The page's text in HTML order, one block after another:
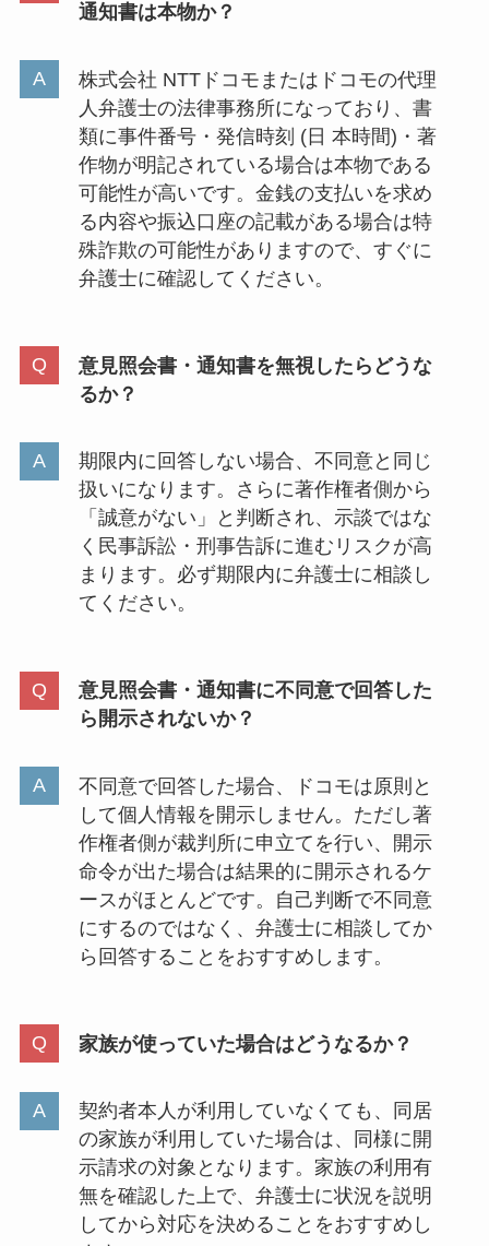
通知書は本物か？
株式会社 NTTドコモまたはドコモの代理
人弁護士の法律事務所になっており、書
類に事件番号・発信時刻 (日 本時間)・著
作物が明記されている場合は本物である
可能性が高いです。金銭の支払いを求め
る内容や振込口座の記載がある場合は特
殊詐欺の可能性がありますので、すぐに
弁護士に確認してください。
意見照会書・通知書を無視したらどうな
るか？
期限内に回答しない場合、不同意と同じ
扱いになります。さらに著作権者側から
「誠意がない」と判断され、示談ではな
く民事訴訟・刑事告訴に進むリスクが高
まります。必ず期限内に弁護士に相談し
てください。
意見照会書・通知書に不同意で回答した
ら開示されないか？
不同意で回答した場合、ドコモは原則と
して個人情報を開示しません。ただし著
作権者側が裁判所に申立てを行い、開示
命令が出た場合は結果的に開示されるケ
ースがほとんどです。自己判断で不同意
にするのではなく、弁護士に相談してか
ら回答することをおすすめします。
家族が使っていた場合はどうなるか？
契約者本人が利用していなくても、同居
の家族が利用していた場合は、同様に開
示請求の対象となります。家族の利用有
無を確認した上で、弁護士に状況を説明
してから対応を決めることをおすすめし